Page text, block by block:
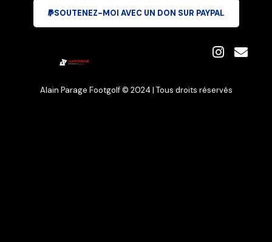
SOUTENEZ-MOI AVEC UN DON SUR PAYPAL
Alain Parage Footgolf © 2024 | Tous droits réservés